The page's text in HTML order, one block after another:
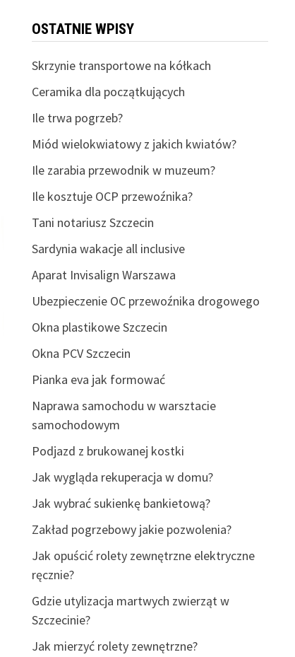
OSTATNIE WPISY
Skrzynie transportowe na kółkach
Ceramika dla początkujących
Ile trwa pogrzeb?
Miód wielokwiatowy z jakich kwiatów?
Ile zarabia przewodnik w muzeum?
Ile kosztuje OCP przewoźnika?
Tani notariusz Szczecin
Sardynia wakacje all inclusive
Aparat Invisalign Warszawa
Ubezpieczenie OC przewoźnika drogowego
Okna plastikowe Szczecin
Okna PCV Szczecin
Pianka eva jak formować
Naprawa samochodu w warsztacie
samochodowym
Podjazd z brukowanej kostki
Jak wygląda rekuperacja w domu?
Jak wybrać sukienkę bankietową?
Zakład pogrzebowy jakie pozwolenia?
Jak opuścić rolety zewnętrzne elektryczne
ręcznie?
Gdzie utylizacja martwych zwierząt w
Szczecinie?
Jak mierzyć rolety zewnętrzne?